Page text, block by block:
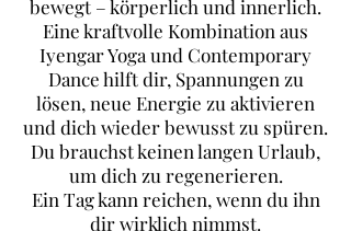
bewegt – körperlich und innerlich.
Eine kraftvolle Kombination aus
Iyengar Yoga und Contemporary
Dance hilft dir, Spannungen zu
lösen, neue Energie zu aktivieren
und dich wieder bewusst zu spüren.
Du brauchst keinen langen Urlaub,
um dich zu regenerieren.
Ein Tag kann reichen, wenn du ihn
dir wirklich nimmst.